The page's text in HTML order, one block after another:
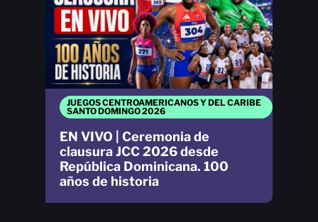
JUEGOS CENTROAMERICANOS Y DEL CARIBE
SANTO DOMINGO 2026
EN VIVO | Ceremonia de
clausura JCC 2026 desde
República Dominicana. 100
años de historia